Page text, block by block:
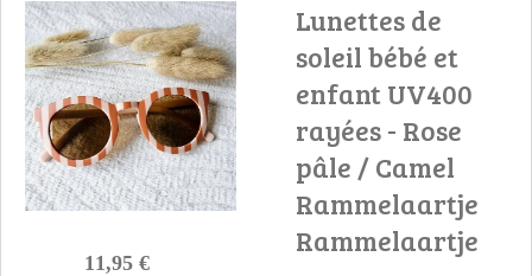
Lunettes de
soleil bébé et
enfant UV400
rayées - Rose
pâle / Camel
Rammelaartje
Rammelaartje
11,95 €